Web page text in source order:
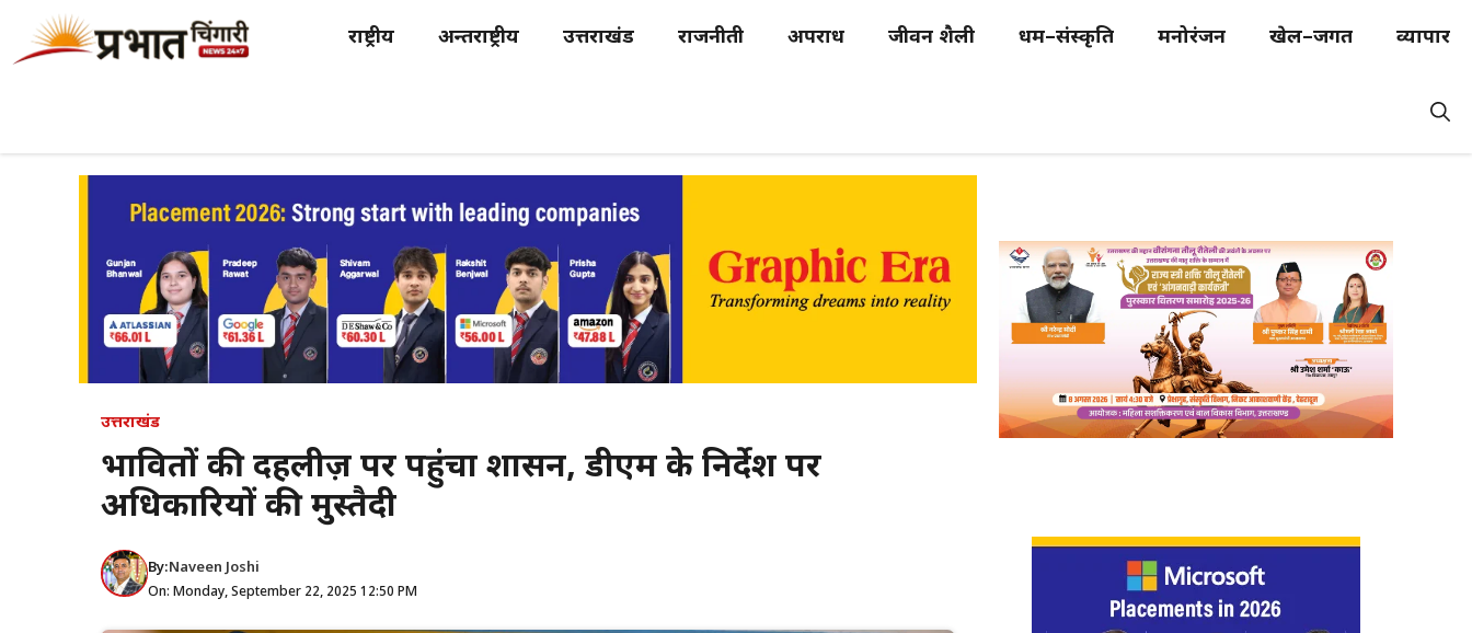
राष्ट्रीय अन्तर्राष्ट्रीय उत्तराखंड राजनीती अपराध जीवन शैली धर्म–संस्कृति मनोरंजन खेल–जगत व्यापार
उत्तराखंड
प्रभावितों की दहलीज़ पर पहुंचा प्रशासन, डीएम के निर्देश पर
अधिकारियों की मुस्तैदी
By:Naveen Joshi
On: Monday, September 22, 2025 12:50 PM